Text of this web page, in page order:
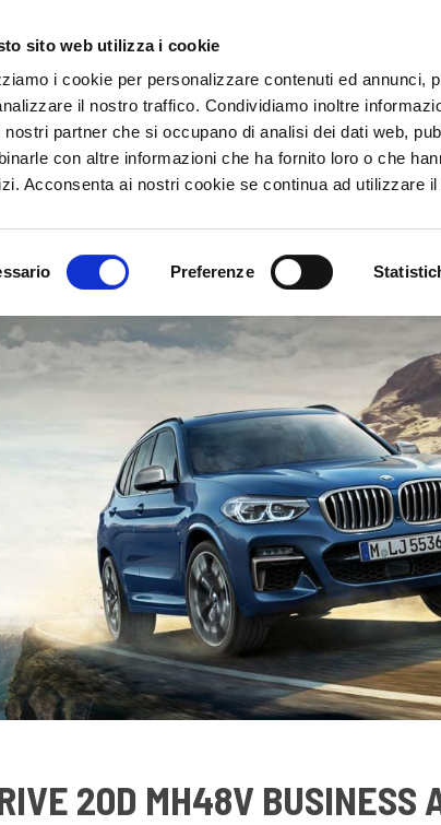
sito web utilizza i cookie
i cookie per personalizzare contenuti ed annunci,
il nostro traffico. Condividiamo inoltre
nostri partner che si occupano di analisi dei dati web,
con altre informazioni che ha fornito loro o che
Acconsenta ai nostri cookie se continua ad utilizzare
Preferenze
BMW X3
20D MH48V BUSINESS